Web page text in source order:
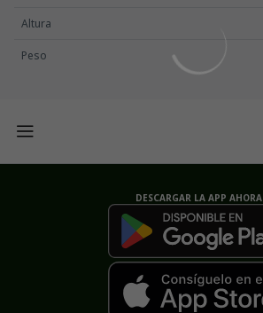
Altura
Peso
DESCARGAR LA APP AHORA